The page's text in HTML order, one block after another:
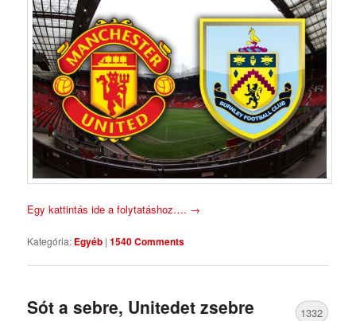
Egy kattintás ide a folytatáshoz…. →
Kategória: Egyéb |1540 Comments
Sót a sebre, Unitedet zsebre
1332